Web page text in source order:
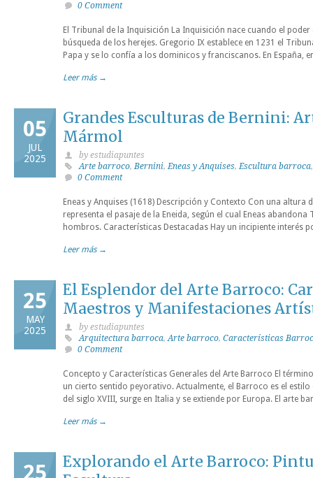
0 Comment
El Tribunal de la Inquisición La Inquisición nace cuando el
búsqueda de los herejes. Gregorio IX establece en 1231 el
Papa y se lo confía a los dominicos y franciscanos. En España,
Leer más →
05
JUL
2025
Grandes Esculturas de Bernini:
Mármol
by estudiapuntes
Arte barroco,Bernini,Eneas y Anquises,Escultura barroca
0 Comment
Eneas y Anquises (1618) Descripción y Contexto Con una altura
representa el pasaje de la Eneida, según el cual Eneas
hombros. Características Destacadas Hay un incipiente interés
Leer más →
25
MAY
2025
El Esplendor del Arte Barroco:
Maestros y Manifestaciones
by estudiapuntes
Arquitectura barroca,Arte barroco, Características
0 Comment
Concepto y Características Generales del Arte Barroco El
un cierto sentido peyorativo. Actualmente, el Barroco es el
del siglo XVIII, surge en Italia y se extiende por Europa. El arte
Leer más →
25
Explorando el Arte Barroco: